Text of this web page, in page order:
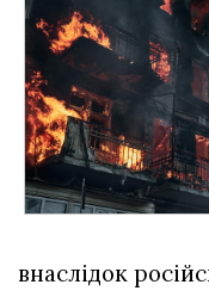
внаслідок